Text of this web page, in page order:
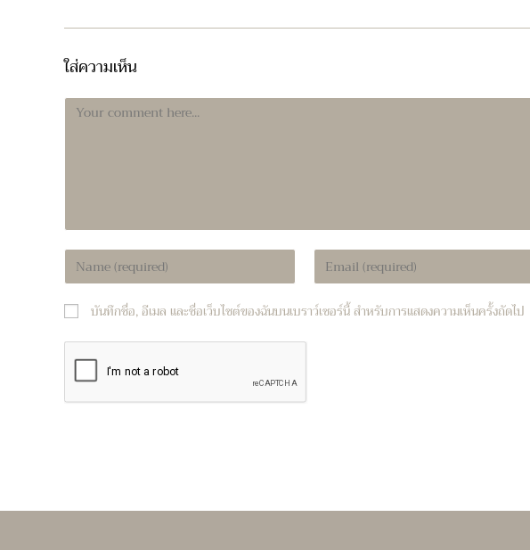
ใส่ความเห็น
Comment
Enter
your
or
comment
Enter
your
address
บันทึกชื่อ, อีเมล และชื่อเว็บไซต์ของฉันบนเบราว์เซอร์นี้ สำหรับการแสดงความเห็นครั้งถัดไป